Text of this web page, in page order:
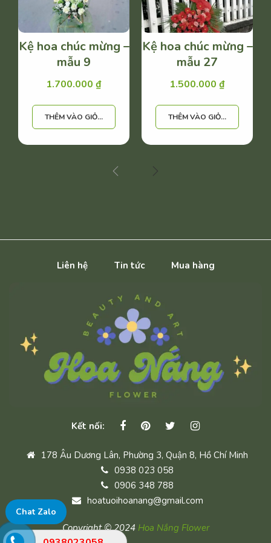
Kệ hoa chúc mừng –
mẫu 9
1.700.000 ₫
THÊM VÀO GIỎ HÀNG
Kệ hoa chúc mừng –
mẫu 27
1.500.000 ₫
THÊM VÀO GIỎ HÀNG
Liên hệ Tin tức Mua hàng
Kết nối:
178 Âu Dương Lân, Phường 3, Quận 8, Hồ Chí Minh
0938 023 058
0906 348 788
hoatuoihoanang@gmail.com
Copyright © 2024 Hoa Nắng Flower
Chat Zalo